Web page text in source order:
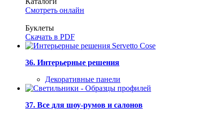
Смотреть онлайн
Буклеты
Скачать в PDF
36. Интерьерные решения
Декоративные панели
37. Все для шоу-румов и салонов